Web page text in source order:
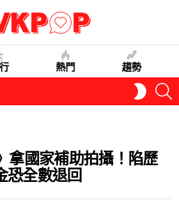
熱門 趨勢
SKIN
拿國家補助拍攝！陷歷
恐全數退回